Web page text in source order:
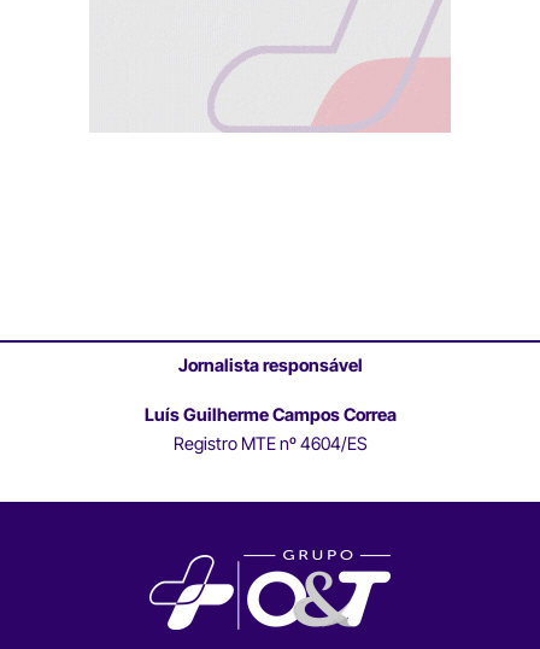
Jornalista responsável
Luís Guilherme Campos Correa
Registro MTE nº 4604/ES